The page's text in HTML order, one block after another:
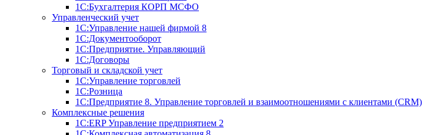
1С:Бухгалтерия КОРП МСФО
Управленческий учет
1С:Управление нашей фирмой 8
1С:Документооборот
1С:Предприятие. Управляющий
1С:Договоры
Торговый и складской учет
1С:Управление торговлей
1С:Розница
1С:Предприятие 8. Управление торговлей и взаимоотношениями с клиентами (CRM)
Комплексные решения
1С:ERP Управление предприятием 2